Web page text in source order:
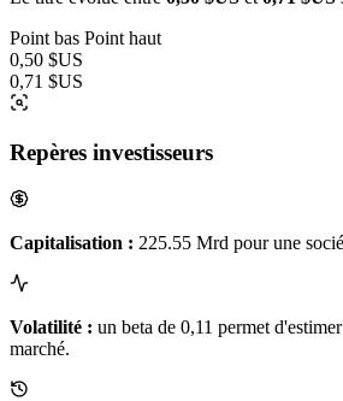
Point bas Point haut
0,50 $US
0,71 $US
Repères investisseurs
Capitalisation : 225.55 Mrd pour une
Volatilité : un beta de 0,11 permet
marché.